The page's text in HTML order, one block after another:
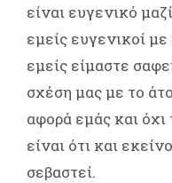
είναι ευγενικό
εμείς ευγενικοί
εμείς είμαστε
σχέση μας με το
αφορά εμάς και όχι
είναι ότι και
σεβαστεί.